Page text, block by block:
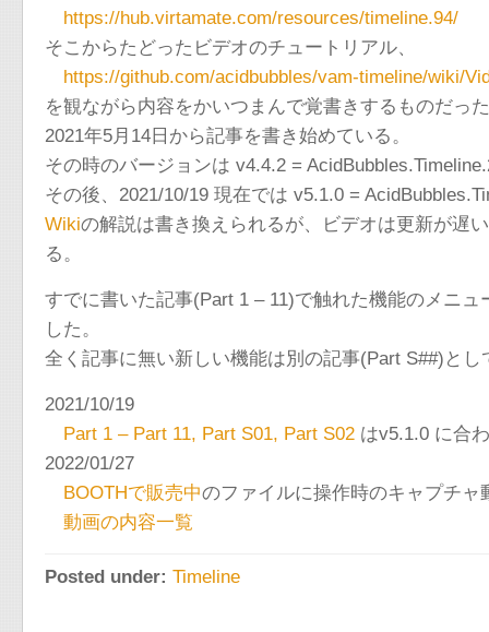
https://hub.virtamate.com/resources/timeline.94/
そこからたどったビデオのチュートリアル、
https://github.com/acidbubbles/vam-timeline/wiki/
を観ながら内容をかいつまんで覚書きするものだっ
2021年5月14日から記事を書き始めている。
その時のバージョンは v4.4.2 =
その後、2021/10/19 現在では v5.1.0 =
Wikiの解説は書き換えられるが、ビデオは更新が遅
る。
すでに書いた記事(Part 1 – 11)で触れた機能のメニ
した。
全く記事に無い新しい機能は別の記事(Part S##)と
2021/10/19
Part 1 – Part 11, Part S01, Part S02 はv5.1.0 に合
2022/01/27
BOOTHで販売中のファイルに操作時のキャプチャ
動画の内容一覧
Posted under: Timeline